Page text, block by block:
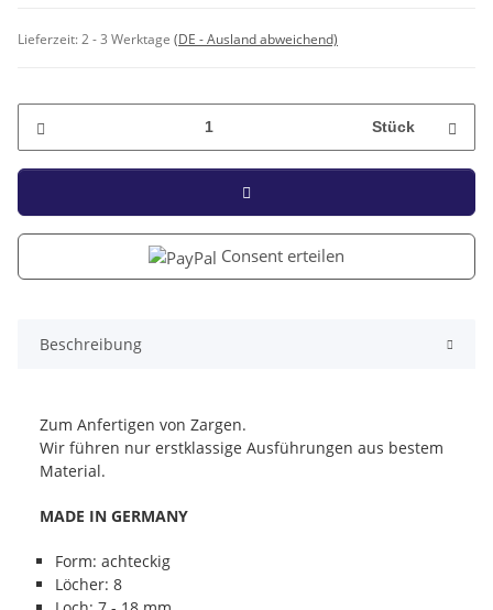
Lieferzeit:2 - 3 Werktage (DE - Ausland abweichend)
Stück
Consent erteilen
Beschreibung
Zum Anfertigen von Zargen.
Wir führen nur erstklassige Ausführungen aus bestem
Material.
MADE IN GERMANY
Form: achteckig
Löcher: 8